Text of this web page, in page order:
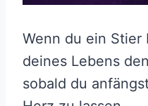
Wenn du ein
deines Lebens
sobald du